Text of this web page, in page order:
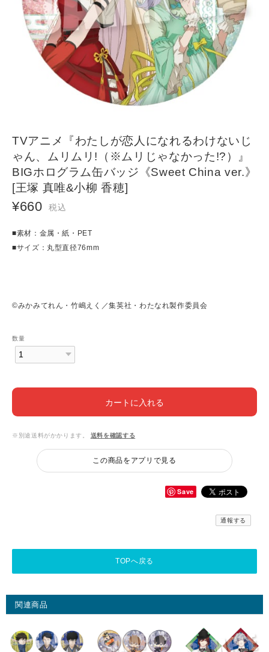
TVアニメ『わたしが恋人になれるわけないじ
ゃん、ムリムリ!（※ムリじゃなかった!?）』
BIGホログラム缶バッジ《Sweet China ver.》
[王塚 真唯&小柳 香穂]
¥660 税込
■素材：金属・紙・PET
■サイズ：丸型直径76mm
©みかみてれん・竹嶋えく／集英社・わたなれ製作委員会
数量
カートに入れる
※別途送料がかかります。 送料を確認する
この商品をアプリで見る
Save
通報する
TOPへ戻る
関連商品